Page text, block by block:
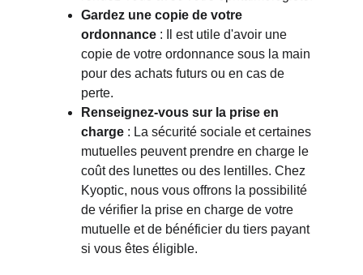
Gardez une copie de votre
ordonnance : Il est utile d'avoir une
copie de votre ordonnance sous la main
pour des achats futurs ou en cas de
perte.
Renseignez-vous sur la prise en
charge : La sécurité sociale et certaines
mutuelles peuvent prendre en charge le
coût des lunettes ou des lentilles. Chez
Kyoptic, nous vous offrons la possibilité
de vérifier la prise en charge de votre
mutuelle et de bénéficier du tiers payant
si vous êtes éligible.